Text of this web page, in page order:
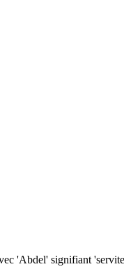
'Abdel' signifiant